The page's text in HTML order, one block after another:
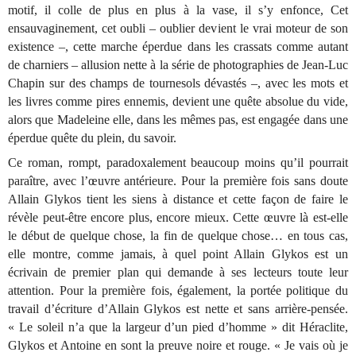
motif, il colle de plus en plus à la vase, il s’y enfonce, Cet
ensauvaginement, cet oubli – oublier devient le vrai moteur de son
existence –, cette marche éperdue dans les crassats comme autant
de charniers – allusion nette à la série de photographies de Jean-Luc
Chapin sur des champs de tournesols dévastés –, avec les mots et
les livres comme pires ennemis, devient une quête absolue du vide,
alors que Madeleine elle, dans les mêmes pas, est engagée dans une
éperdue quête du plein, du savoir.
Ce roman, rompt, paradoxalement beaucoup moins qu’il pourrait
paraître, avec l’œuvre antérieure. Pour la première fois sans doute
Allain Glykos tient les siens à distance et cette façon de faire le
révèle peut-être encore plus, encore mieux. Cette œuvre là est-elle
le début de quelque chose, la fin de quelque chose… en tous cas,
elle montre, comme jamais, à quel point Allain Glykos est un
écrivain de premier plan qui demande à ses lecteurs toute leur
attention. Pour la première fois, également, la portée politique du
travail d’écriture d’Allain Glykos est nette et sans arrière-pensée.
« Le soleil n’a que la largeur d’un pied d’homme » dit Héraclite,
Glykos et Antoine en sont la preuve noire et rouge. « Je vais où je